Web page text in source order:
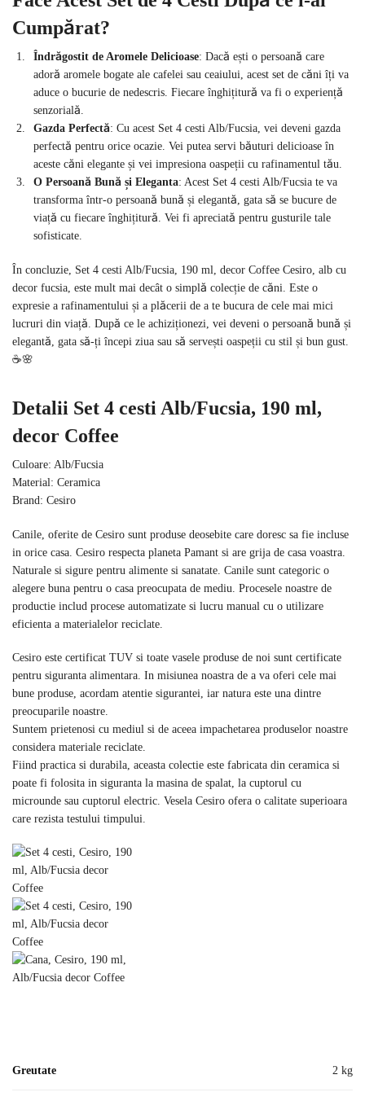
Cumpărat?
Îndrăgostit de Aromele Delicioase: Dacă ești o persoană care
adoră aromele bogate ale cafelei sau ceaiului, acest set de căni îți va
aduce o bucurie de nedescris. Fiecare înghițitură va fi o experiență
senzorială.
Gazda Perfectă: Cu acest Set 4 cesti Alb/Fucsia, vei deveni gazda
perfectă pentru orice ocazie. Vei putea servi băuturi delicioase în
aceste căni elegante și vei impresiona oaspeții cu rafinamentul tău.
O Persoană Bună și Eleganta: Acest Set 4 cesti Alb/Fucsia te va
transforma într-o persoană bună și elegantă, gata să se bucure de
viață cu fiecare înghițitură. Vei fi apreciată pentru gusturile tale
sofisticate.
În concluzie, Set 4 cesti Alb/Fucsia, 190 ml, decor Coffee Cesiro, alb cu
decor fucsia, este mult mai decât o simplă colecție de căni. Este o
expresie a rafinamentului și a plăcerii de a te bucura de cele mai mici
lucruri din viață. După ce le achiziționezi, vei deveni o persoană bună și
elegantă, gata să-ți începi ziua sau să servești oaspeții cu stil și bun gust.
☕🌸
Detalii Set 4 cesti Alb/Fucsia, 190 ml,
decor Coffee
Culoare: Alb/Fucsia
Material: Ceramica
Brand: Cesiro
Canile, oferite de Cesiro sunt produse deosebite care doresc sa fie incluse
in orice casa. Cesiro respecta planeta Pamant si are grija de casa voastra.
Naturale si sigure pentru alimente si sanatate. Canile sunt categoric o
alegere buna pentru o casa preocupata de mediu. Procesele noastre de
productie includ procese automatizate si lucru manual cu o utilizare
eficienta a materialelor reciclate.
Cesiro este certificat TUV si toate vasele produse de noi sunt certificate
pentru siguranta alimentara. In misiunea noastra de a va oferi cele mai
bune produse, acordam atentie sigurantei, iar natura este una dintre
preocuparile noastre.
Suntem prietenosi cu mediul si de aceea impachetarea produselor noastre
considera materiale reciclate.
Fiind practica si durabila, aceasta colectie este fabricata din ceramica si
poate fi folosita in siguranta la masina de spalat, la cuptorul cu
microunde sau cuptorul electric. Vesela Cesiro ofera o calitate superioara
care rezista testului timpului.
Greutate 2 kg